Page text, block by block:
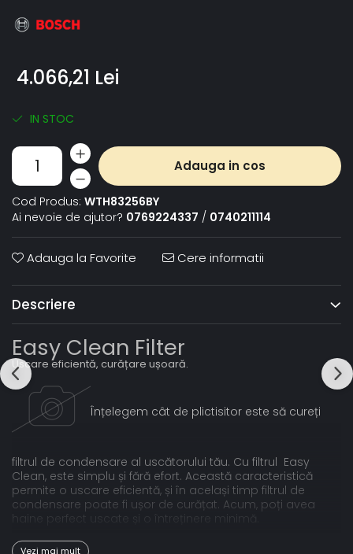
4.066,21 Lei
IN STOC
Adauga in cos
Cod Produs: WTH83256BY
Ai nevoie de ajutor? 0769224337 / 0740211114
Adauga la Favorite Cere informatii
Descriere
Easy Clean Filter
Uscare eficientă, curățare ușoară.
Înțelegem cât de plictisitor este să cureți
filtrul de condensare al uscătorului tău. Cu filtrul Easy
Clean, este simplu și fără efort. Această caracteristică
permite o uscare eficientă, și în același timp filtrul de
condensare poate fi ușor de curățat. Acum, poți avea
haine perfect uscate și o întreținere minimă.
AutoDry
Vezi mai mult